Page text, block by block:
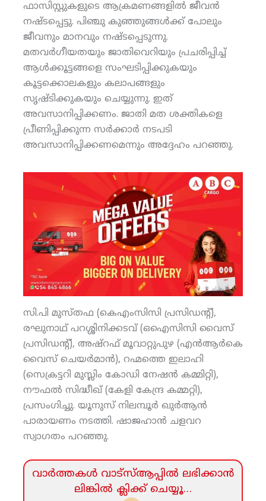
ഫാസിസ്റ്റുകളുടെ ആക്രമണങ്ങളില്‍ ജീവന്‍
നഷ്ടപ്പെട്ടു. പിഞ്ചു കുഞ്ഞുങ്ങള്‍ക്ക് പോലും
ജീവനും മാനവും നഷ്ടപ്പെടുന്നു.
മതവര്‍ഗീയതയും ജാതിവെറിയും പ്രചരിപ്പിച്ച്
ആള്‍ക്കൂട്ടങ്ങളെ സംഘടിപ്പിക്കുകയും
കൂട്ടക്കൊലകളും കലാപങ്ങളും
സൃഷ്ടിക്കുകയും ചെയ്യുന്നു. ഇത്
അവസാനിപ്പിക്കണം. ജാതി മത ശക്തികളെ
പ്രീണിപ്പിക്കുന്ന സര്‍ക്കാര്‍ നടപടി
അവസാനിപ്പിക്കണമെന്നും അദ്ദേഹം പറഞ്ഞു.
സി.പി മുസ്തഫ (കെഎംസിസി പ്രസിഡന്റ്),
രഘുനാഥ് പറശ്ശിനിക്കടവ് (ഒഐസിസി വൈസ്
പ്രസിഡന്റ്), അഷ്‌റഫ് മൂവാറ്റുപുഴ (എന്‍ആര്‍കെ
വൈസ് ചെയര്‍മാന്‍), റഹ്മത്തെ ഇലാഹി
(സെക്രട്ടറി മുസ്ലിം കോഡി നേഷന്‍ കമ്മിറ്റി),
നൗഫല്‍ സിദ്ധീഖ് (കേളി കേന്ദ്ര കമ്മറ്റി),
പ്രസംഗിച്ചു. യൂനുസ് നിലമ്പൂര്‍ ഖുര്‍ആന്‍
പാരായണം നടത്തി. ഷാജഹാന്‍ ചളവറ
സ്വാഗതം പറഞ്ഞു.
വാര്‍ത്തകള്‍ വാട്‌സ്‌ആപ്പില്‍ ലഭിക്കാന്‍
ലിങ്കില്‍ ക്ലിക്ക്‌ ചെയ്യൂ…